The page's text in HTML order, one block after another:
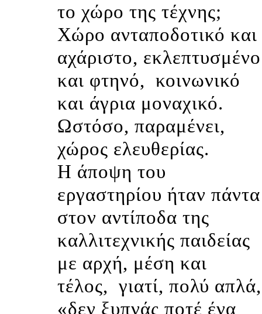
το χώρο της τέχνης;
Χώρο ανταποδοτικό και
αχάριστο, εκλεπτυσμένο
και φτηνό, κοινωνικό
και άγρια μοναχικό.
Ωστόσο, παραμένει,
χώρος ελευθερίας.
Η άποψη του
εργαστηρίου ήταν πάντα
στον αντίποδα της
καλλιτεχνικής παιδείας
με αρχή, μέση και
τέλος, γιατί, πολύ απλά,
«δεν ξυπνάς ποτέ ένα